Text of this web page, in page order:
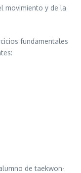
movimiento y de la
fundamentales
de taekwon-